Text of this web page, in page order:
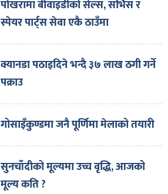
पोखरामा बीवाइडीको सेल्स, सर्भिस र
स्पेयर पार्ट्स सेवा एकै ठाउँमा
क्यानडा पठाइदिने भन्दै ३७ लाख ठगी गर्ने
पक्राउ
गोसाइँकुण्डमा जनै पूर्णिमा मेलाको तयारी
सुनचाँदीको मूल्यमा उच्च वृद्धि, आजको
मूल्य कति ?